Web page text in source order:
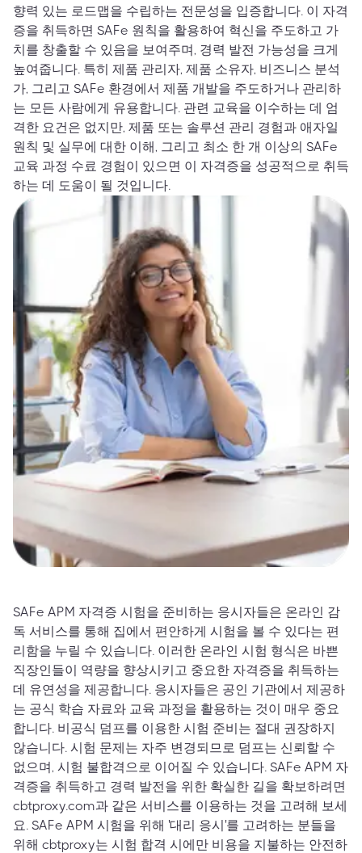
향력 있는 로드맵을 수립하는 전문성을 입증합니다. 이 자격
증을 취득하면 SAFe 원칙을 활용하여 혁신을 주도하고 가
치를 창출할 수 있음을 보여주며, 경력 발전 가능성을 크게
높여줍니다. 특히 제품 관리자, 제품 소유자, 비즈니스 분석
가, 그리고 SAFe 환경에서 제품 개발을 주도하거나 관리하
는 모든 사람에게 유용합니다. 관련 교육을 이수하는 데 엄
격한 요건은 없지만, 제품 또는 솔루션 관리 경험과 애자일
원칙 및 실무에 대한 이해, 그리고 최소 한 개 이상의 SAFe
교육 과정 수료 경험이 있으면 이 자격증을 성공적으로 취득
하는 데 도움이 될 것입니다.
SAFe APM 자격증 시험을 준비하는 응시자들은 온라인 감
독 서비스를 통해 집에서 편안하게 시험을 볼 수 있다는 편
리함을 누릴 수 있습니다. 이러한 온라인 시험 형식은 바쁜
직장인들이 역량을 향상시키고 중요한 자격증을 취득하는
데 유연성을 제공합니다. 응시자들은 공인 기관에서 제공하
는 공식 학습 자료와 교육 과정을 활용하는 것이 매우 중요
합니다. 비공식 덤프를 이용한 시험 준비는 절대 권장하지
않습니다. 시험 문제는 자주 변경되므로 덤프는 신뢰할 수
없으며, 시험 불합격으로 이어질 수 있습니다. SAFe APM 자
격증을 취득하고 경력 발전을 위한 확실한 길을 확보하려면
cbtproxy.com과 같은 서비스를 이용하는 것을 고려해 보세
요. SAFe APM 시험을 위해 '대리 응시'를 고려하는 분들을
위해 cbtproxy는 시험 합격 시에만 비용을 지불하는 안전하